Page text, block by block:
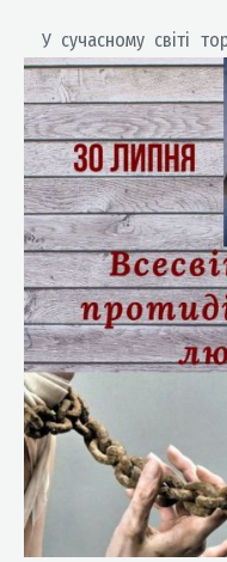
У сучасному світі